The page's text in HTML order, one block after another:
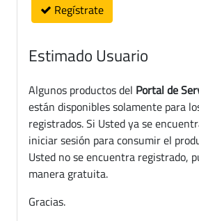
Regístrate
Estimado Usuario
Algunos productos del Portal de
están disponibles solamente para
registrados. Si Usted ya se
iniciar sesión para consumir el
Usted no se encuentra registrado,
manera gratuita.
Gracias.